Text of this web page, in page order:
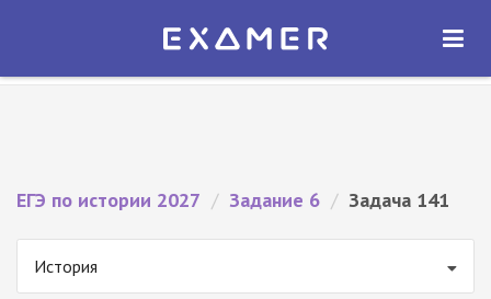
Экзамер — ЕГЭ 2027
ОТКРЫТЬ
ЕГЭ по истории 2027 / Задание 6 / Задача 141
История